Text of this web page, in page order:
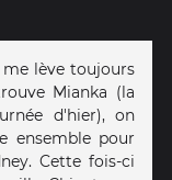
lève toujours
Mianka (la
d'hier), on
ensemble pour
Cette fois-ci